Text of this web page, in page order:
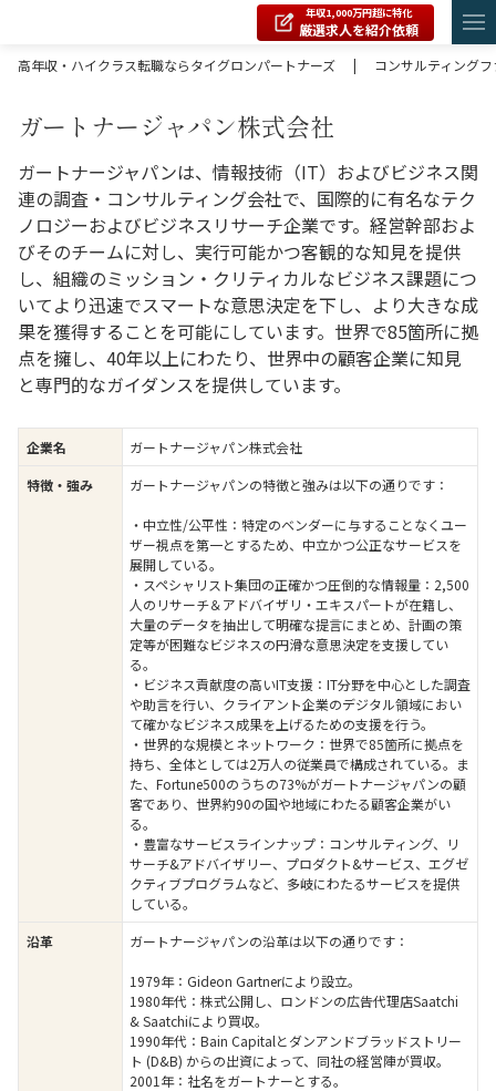
年収1,000万円超に特化
厳選求人を紹介依頼
高年収・ハイクラス転職ならタイグロンパートナーズ
| コンサルティング
ガートナージャパン株式会社
ガートナージャパンは、情報技術（IT）およびビジネス関
連の調査・コンサルティング会社で、国際的に有名なテク
ノロジーおよびビジネスリサーチ企業です。経営幹部およ
びそのチームに対し、実行可能かつ客観的な知見を提供
し、組織のミッション・クリティカルなビジネス課題につ
いてより迅速でスマートな意思決定を下し、より大きな成
果を獲得することを可能にしています。世界で85箇所に拠
点を擁し、40年以上にわたり、世界中の顧客企業に知見
と専門的なガイダンスを提供しています。
企業名 ガートナージャパン株式会社
特徴・強み ガートナージャパンの特徴と強みは以下の通りです：
・中立性/公平性：特定のベンダーに与することなくユー
ザー視点を第一とするため、中立かつ公正なサービスを
展開している。
・スペシャリスト集団の正確かつ圧倒的な情報量：2,500
人のリサーチ＆アドバイザリ・エキスパートが在籍し、
大量のデータを抽出して明確な提言にまとめ、計画の策
定等が困難なビジネスの円滑な意思決定を支援してい
る。
・ビジネス貢献度の高いIT支援：IT分野を中心とした調査
や助言を行い、クライアント企業のデジタル領域におい
て確かなビジネス成果を上げるための支援を行う。
・世界的な規模とネットワーク：世界で85箇所に拠点を
持ち、全体としては2万人の従業員で構成されている。ま
た、Fortune500のうちの73%がガートナージャパンの顧
客であり、世界約90の国や地域にわたる顧客企業がい
る。
・豊富なサービスラインナップ：コンサルティング、リ
サーチ&アドバイザリー、プロダクト&サービス、エグゼ
クティブプログラムなど、多岐にわたるサービスを提供
している。
沿革 ガートナージャパンの沿革は以下の通りです：
1979年：Gideon Gartnerにより設立。
1980年代：株式公開し、ロンドンの広告代理店Saatchi
& Saatchiにより買収。
1990年代：Bain Capitalとダンアンドブラッドストリー
ト (D&B) からの出資によって、同社の経営陣が買収。
2001年：社名をガートナーとする。